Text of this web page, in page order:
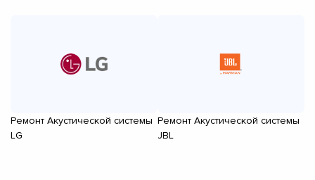
Ремонт Акустической системы
LG
Ремонт Акустической системы
JBL